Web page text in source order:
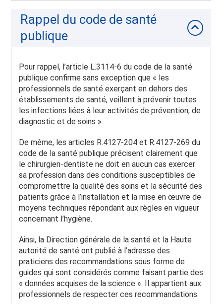
Rappel du code de santé
publique
Pour rappel, l’article L.3114-6 du code de la santé
publique confirme sans exception que « les
professionnels de santé exerçant en dehors des
établissements de santé, veillent à prévenir toutes
les infections liées à leur activités de prévention, de
diagnostic et de soins ».
De même, les articles R.4127-204 et R.4127-269 du
code de la santé publique précisent clairement que
le chirurgien-dentiste ne doit en aucun cas exercer
sa profession dans des conditions susceptibles de
compromettre la qualité des soins et la sécurité des
patients grâce à l’installation et la mise en œuvre de
moyens techniques répondant aux règles en vigueur
concernant l’hygiène.
Ainsi, la Direction générale de la santé et la Haute
autorité de santé ont publié à l’adresse des
praticiens des recommandations sous forme de
guides qui sont considérés comme faisant partie des
« données acquises de la science ». Il appartient aux
professionnels de respecter ces recommandations.